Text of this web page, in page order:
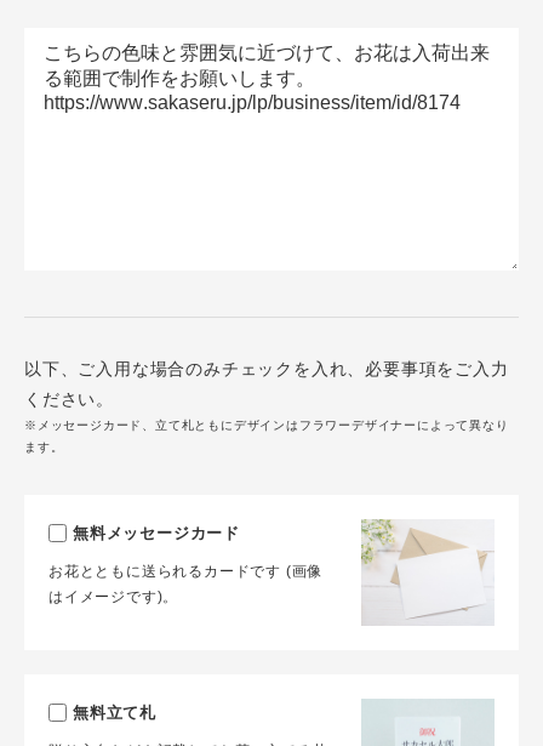
以下、ご入用な場合のみチェックを入れ、必要事項をご入力
ください。
※メッセージカード、立て札ともにデザインはフラワーデザイナーによって異なり
ます。
無料メッセージカード
お花とともに送られるカードです (画像
はイメージです)。
無料立て札